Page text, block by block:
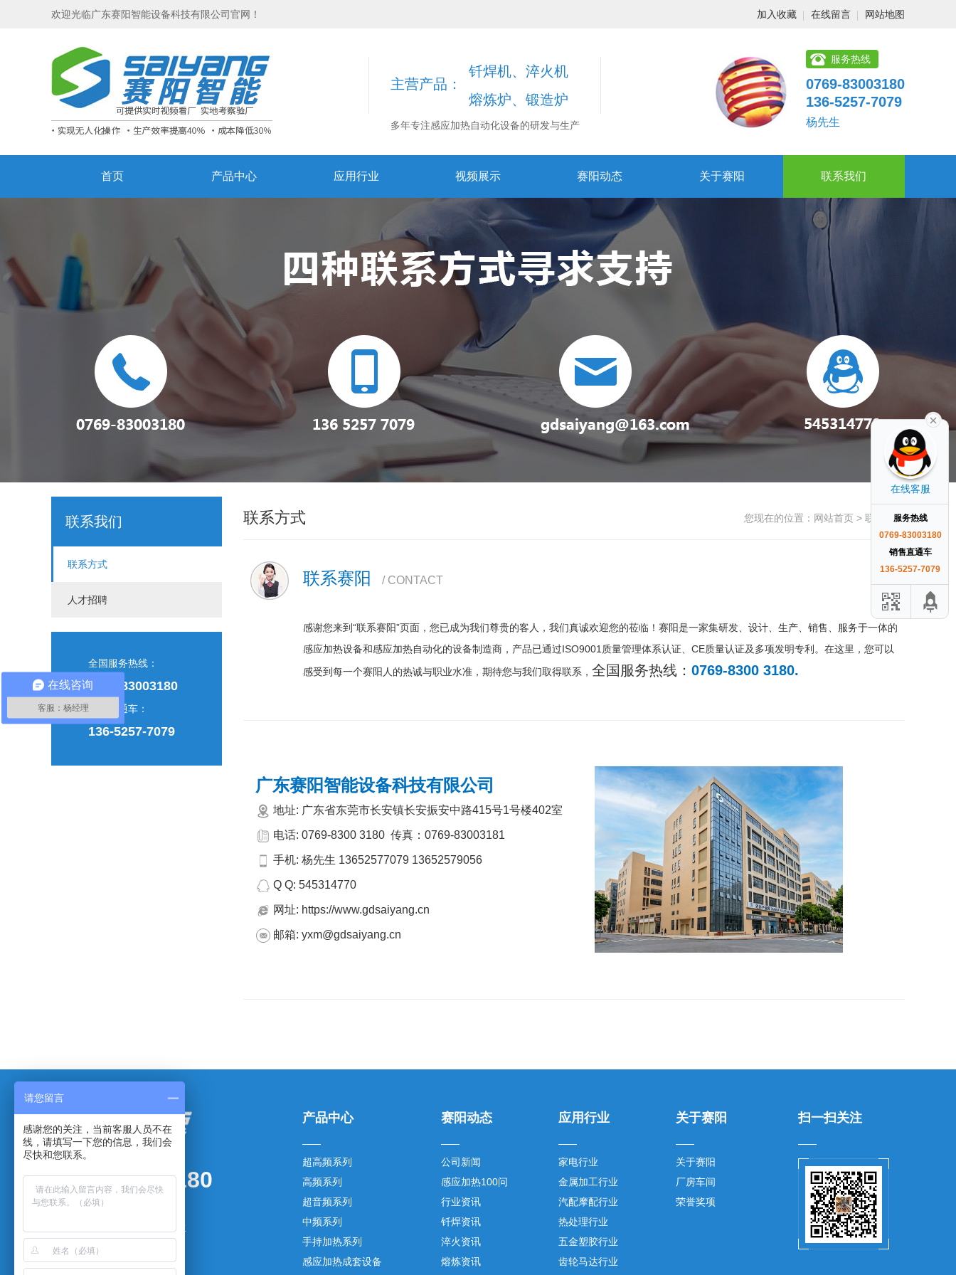
欢迎光临广东赛阳智能设备科技有限公司官网！ 加入收藏 在线留言 网站地图
主营产品：
钎焊机、淬火机
熔炼炉、锻造炉
多年专注感应加热自动化设备的研发与生产
服务热线
0769-83003180
136-5257-7079
杨先生
首页 产品中心 应用行业 视频展示 赛阳动态 关于赛阳 联系我们
联系我们
联系方式
人才招聘
全国服务热线：
0769-83003180
销售直通车：
136-5257-7079
联系方式 您现在的位置： 网站首页 > 联系方式
联系赛阳 / CONTACT
感谢您来到“联系赛阳”页面，您已成为我们尊贵的客人，我们真诚欢迎您的莅临！赛阳是一家集研发、设计、生产、销售、服务于一体的
感应加热设备和感应加热自动化的设备制造商，产品已通过ISO9001质量管理体系认证、CE质量认证及多项发明专利。在这里，您可以
感受到每一个赛阳人的热诚与职业水准，期待您与我们取得联系， 全国服务热线： 0769-8300 3180.
广东赛阳智能设备科技有限公司
地址: 广东省东莞市长安镇长安振安中路415号1号楼402室
电话: 0769-8300 3180 传真：0769-83003181
手机: 杨先生 13652577079 13652579056
Q Q: 545314770
网址: https://www.gdsaiyang.cn
邮箱: yxm@gdsaiyang.cn
0769-83003180
传真：0769-83003181
手机：136-5257-7079 杨先生
邮箱：yxm@gdsaiyang.cn
网址：www.gdsaiyang.cn
产品中心
超高频系列
高频系列
超音频系列
中频系列
手持加热系列
感应加热成套设备
赛阳动态
公司新闻
感应加热100问
行业资讯
钎焊资讯
淬火资讯
熔炼资讯
应用行业
家电行业
金属加工行业
汽配摩配行业
热处理行业
五金塑胶行业
齿轮马达行业
关于赛阳
关于赛阳
厂房车间
荣誉奖项
扫一扫关注
在线客服
服务热线
0769-83003180
销售直通车
136-5257-7079
在线咨询
客服：杨经理
请您留言
感谢您的关注，当前客服人员不在
线，请填写一下您的信息，我们会
尽快和您联系。